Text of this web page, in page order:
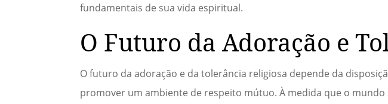
fundamentais de sua vida espiritual.
O Futuro da Adoração e
O futuro da adoração e da tolerância religiosa depende da
promover um ambiente de respeito mútuo. À medida que o